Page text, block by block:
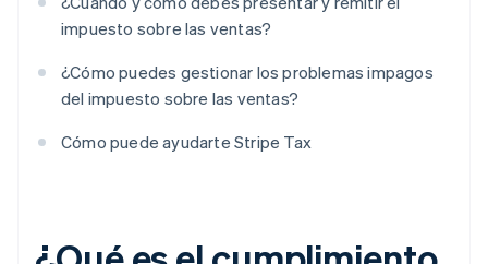
impuesto sobre las ventas?
¿Cómo puedes gestionar los problemas impagos
del impuesto sobre las ventas?
Cómo puede ayudarte Stripe Tax